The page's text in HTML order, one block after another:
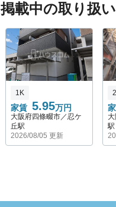
掲載中の取り扱
家賃 5.95万円
1K
大阪府四條畷市／忍ケ
丘駅
2026/08/05 更新
駅